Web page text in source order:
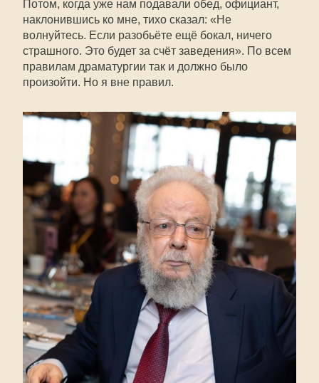
Потом, когда уже нам подавали обед, официант,
наклонившись ко мне, тихо сказал: «Не
волнуйтесь. Если разобьёте ещё бокал, ничего
страшного. Это будет за счёт заведения». По всем
правилам драматургии так и должно было
произойти. Но я вне правил.